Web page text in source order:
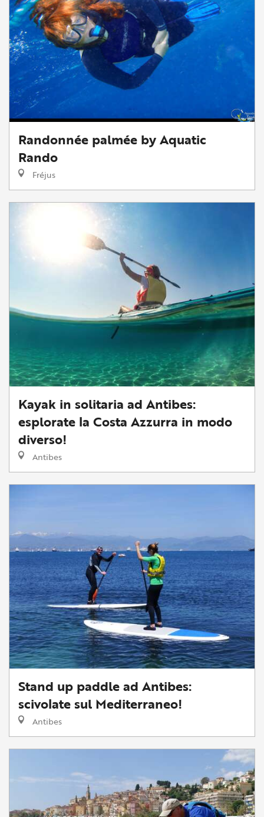
Randonnée palmée by Aquatic
Rando
Fréjus
Kayak in solitaria ad Antibes:
esplorate la Costa Azzurra in modo
diverso!
Antibes
Stand up paddle ad Antibes:
scivolate sul Mediterraneo!
Antibes